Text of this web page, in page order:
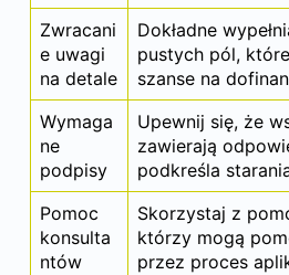
Zwracani
e uwagi
na detale
Dokładne
pustych pól,
szanse na
Wymaga
ne
podpisy
Upewnij się, że
zawierają
podkreśla
Pomoc
konsulta
ntów
Skorzystaj z
którzy mogą
przez proces